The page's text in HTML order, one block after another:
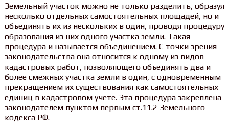
Земельный участок можно не только разделить, образуя
несколько отдельных самостоятельных площадей, но и
объединять их из нескольких в один, проводя процедуру
образования из них одного участка земли. Такая
процедура и называется объединением. С точки зрения
законодательства она относится к одному из видов
кадастровых работ, позволяющего объединять два и
более смежных участка земли в один, с одновременным
прекращением их существования как самостоятельных
единиц в кадастровом учете. Эта процедура закреплена
законодателем пунктом первым ст.11.2 Земельного
кодекса РФ.